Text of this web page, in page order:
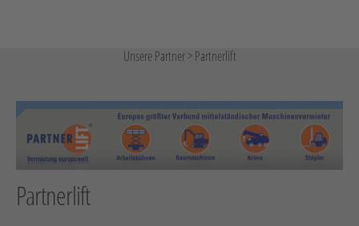
Arbeitsbühnen / Aufzüge
Druckluft
Verdichtung
Heizen, Kühlen, Luft
Unsere Partner>Partnerlift
Partnerlift